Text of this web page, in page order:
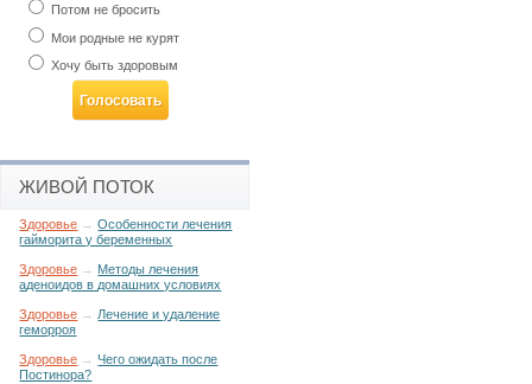
Потом не бросить
Мои родные не курят
Хочу быть здоровым
ЖИВОЙ ПОТОК
Здоровье →Особенности лечения
гайморита у беременных
Здоровье → Методы лечения
аденоидов в домашних условиях
Здоровье → Лечение и удаление
геморроя
Здоровье →Чего ожидать после
Постинора?